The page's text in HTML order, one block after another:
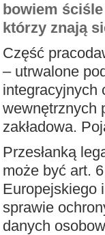
bowiem
którzy znają
Część
– utrwalone
integracyjnych
wewnętrznych
zakładowa.
Przesłanką
może być art.
Europejskiego
sprawie
danych